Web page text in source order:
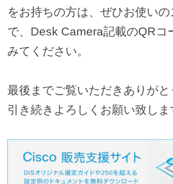
をお持ちの方は、ぜひお使い
で、Desk Camera記載のQRコ
みてください。
最後までご覧いただきありがと
引き続きよろしくお願い致しま